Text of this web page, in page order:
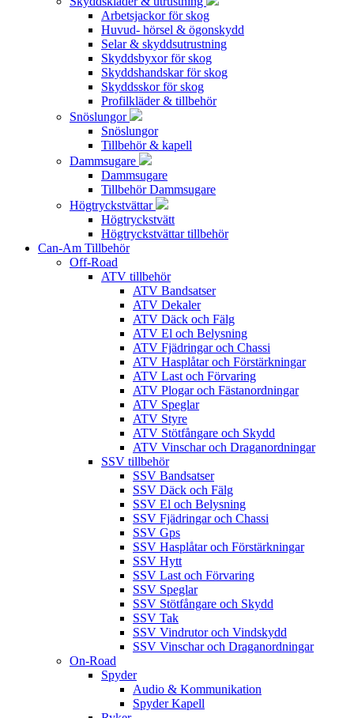
Arbetsjackor för skog
Huvud- hörsel & ögonskydd
Selar & skyddsutrustning
Skyddsbyxor för skog
Skyddshandskar för skog
Skyddsskor för skog
Profilkläder & tillbehör
Snöslungor
Snöslungor
Tillbehör & kapell
Dammsugare
Dammsugare
Tillbehör Dammsugare
Högtryckstvättar
Högtryckstvätt
Högtryckstvättar tillbehör
Can-Am Tillbehör
Off-Road
ATV tillbehör
ATV Bandsatser
ATV Dekaler
ATV Däck och Fälg
ATV El och Belysning
ATV Fjädringar och Chassi
ATV Hasplåtar och Förstärkningar
ATV Last och Förvaring
ATV Plogar och Fästanordningar
ATV Speglar
ATV Styre
ATV Stötfångare och Skydd
ATV Vinschar och Draganordningar
SSV tillbehör
SSV Bandsatser
SSV Däck och Fälg
SSV El och Belysning
SSV Fjädringar och Chassi
SSV Gps
SSV Hasplåtar och Förstärkningar
SSV Hytt
SSV Last och Förvaring
SSV Speglar
SSV Stötfångare och Skydd
SSV Tak
SSV Vindrutor och Vindskydd
SSV Vinschar och Draganordningar
On-Road
Spyder
Audio & Kommunikation
Spyder Kapell